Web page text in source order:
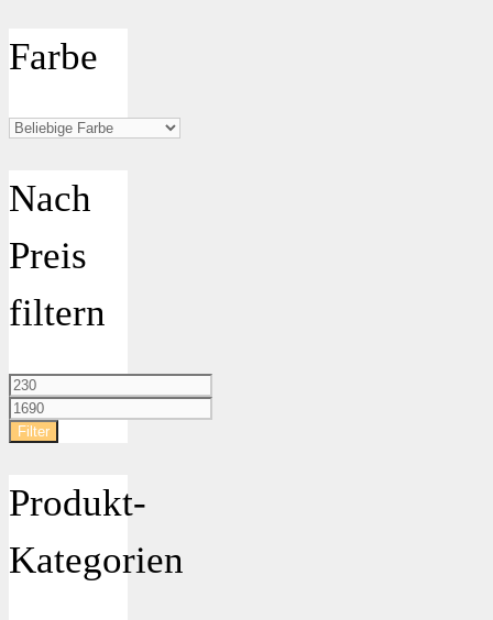
Farbe
Nach
Preis
filtern
Min.
Preis
Max.
Preis
Filter
Produkt-
Kategorien